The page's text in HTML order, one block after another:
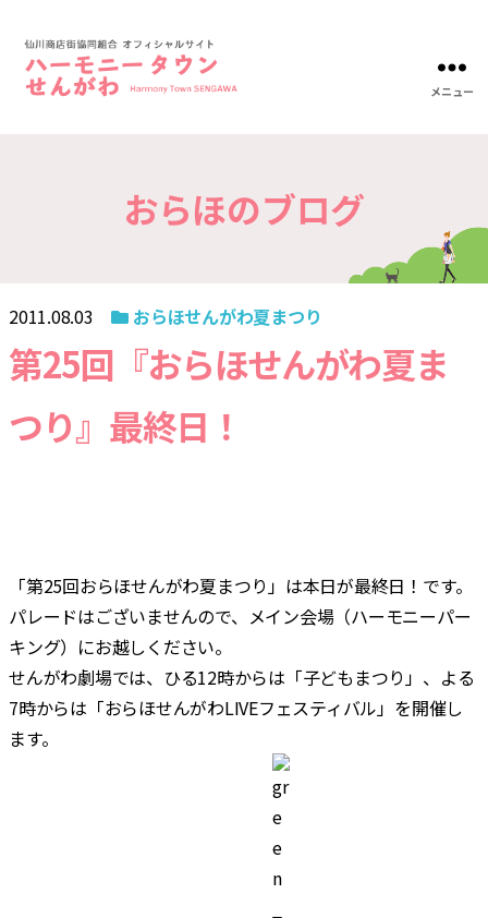
川-
仙
川
商
街
協
メニュー
おらほのブログ
2011.08.03 おらほせんがわ夏まつり
第25回『おらほせんがわ夏ま
つり』最終日！
「第25回おらほせんがわ夏まつり」は本日が最終日！です。
パレードはございませんので、メイン会場（ハーモニーパー
キング）にお越しください。
せんがわ劇場では、ひる12時からは「子どもまつり」、よる
7時からは「おらほせんがわLIVEフェスティバル」を開催し
ます。